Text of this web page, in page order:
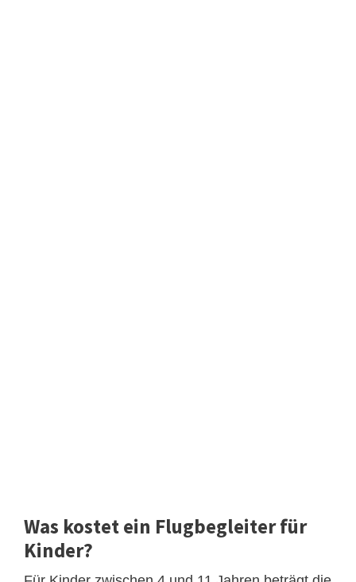
Was kostet ein Flugbegleiter für
Kinder?